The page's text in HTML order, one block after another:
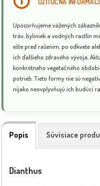
Upozorňujeme vážených
tráv, byliniek a vodných rastlín
ešte pred rašením, po odkvete
ich ďalšieho zdravého vývoja.
konkrétneho vegetačného
potrieb. Tieto formy nie sú
nijako neovplyvňujú ich budúci
Popis Súvisiace
Dianthus